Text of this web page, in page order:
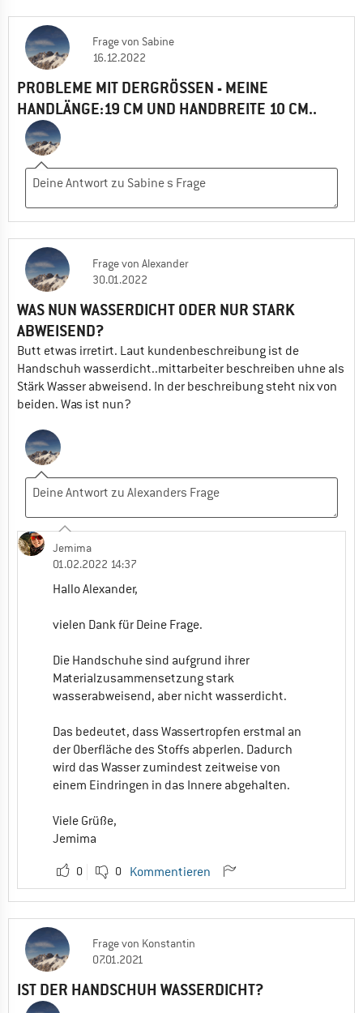
Fragevon Sabine
16.12.2022
PROBLEME MIT DERGRÖSSEN - MEINE H
ANDLÄNGE:19 CM UND HANDBREITE 10 CM..
Fragevon Alexander
30.01.2022
WAS NUN WASSERDICHT ODER NUR STARK
ABWEISEND?
Butt etwas irretirt. Laut kundenbeschreibung ist de
Handschuh wasserdicht..mittarbeiter beschreiben uhne als
Stärk Wasser abweisend. In der beschreibung steht nix von
beiden. Was ist nun?
Jemima
01.02.2022 14:37
Hallo Alexander,
vielen Dank für Deine Frage.
Die Handschuhe sind aufgrund ihrer
Materialzusammensetzung stark
wasserabweisend, aber nicht wasserdicht.
Das bedeutet, dass Wassertropfen erstmal an
der Oberfläche des Stoffs abperlen. Dadurch
wird das Wasser zumindest zeitweise von
einem Eindringen in das Innere abgehalten.
Viele Grüße,
Jemima
0 0 Kommentieren
Fragevon Konstantin
07.01.2021
IST DER HANDSCHUH WASSERDICHT?